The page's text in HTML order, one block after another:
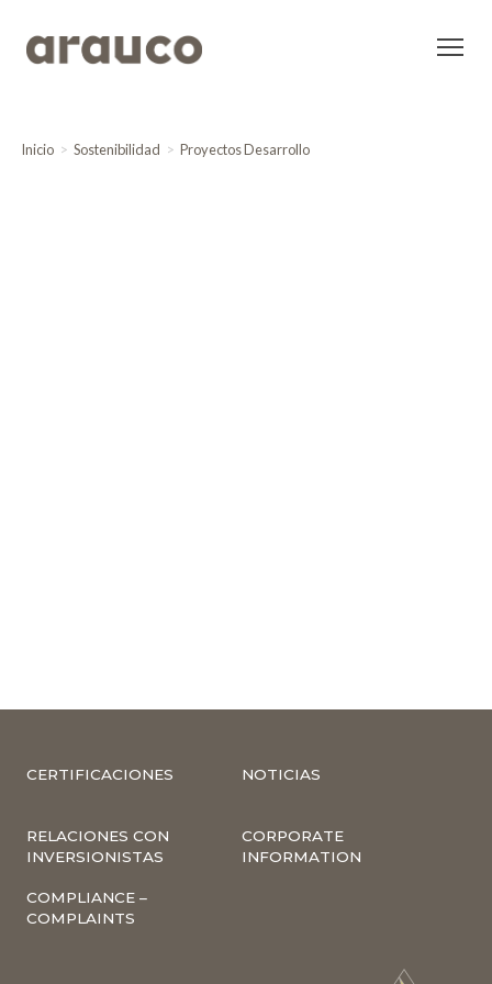
Inicio Sostenibilidad Proyectos Desarrollo
CERTIFICACIONES NOTICIAS
RELACIONES CON
INVERSIONISTAS
CORPORATE
INFORMATION
COMPLIANCE –
COMPLAINTS